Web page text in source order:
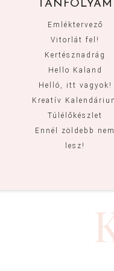
TANFOLYAM
Emléktervező
Vitorlát fel!
Kertésznadrág
Hello Kaland
Helló, itt vagyok!
Kreatív
Túlélőkészlet
Ennél zöldebb
lesz!